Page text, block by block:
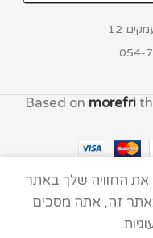
12
Based on morefri
את החוויה שלך באתר
זה, אתה מסכים